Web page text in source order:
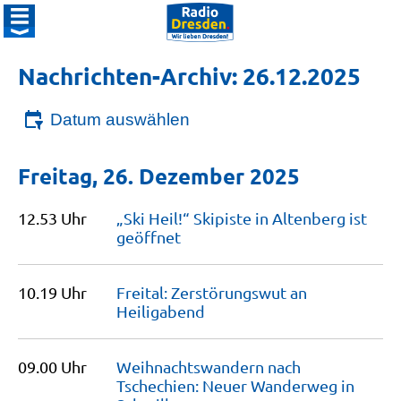
Nachrichten-Archiv: 26.12.2025
Datum auswählen
Freitag, 26. Dezember 2025
12.53 Uhr
„Ski Heil!“ Skipiste in Altenberg ist
geöffnet
10.19 Uhr
Freital: Zerstörungswut an
Heiligabend
09.00 Uhr
Weihnachtswandern nach
Tschechien: Neuer Wanderweg in